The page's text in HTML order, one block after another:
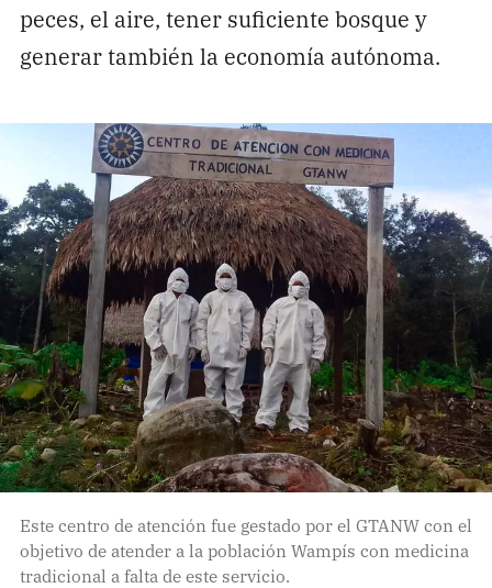
peces, el aire, tener suficiente bosque y
generar también la economía autónoma.
Este centro de atención fue gestado por el GTANW con el
objetivo de atender a la población Wampís con medicina
tradicional a falta de este servicio.